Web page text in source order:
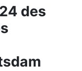
des